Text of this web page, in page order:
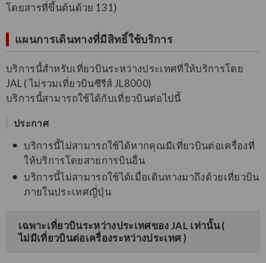
โดยสารที่ขึ้นต้นด้วย 131)
แผนการเดินทางที่มีสิทธิ์ใช้บริการ
บริการนี้สำหรับเที่ยวบินระหว่างประเทศที่ให้บริการโดย
JAL ( ไม่รวมเที่ยวบินซีรีส์ JL8000)
บริการนี้สามารถใช้ได้กับเที่ยวบินต่อไปนี้
ประกาศ
บริการนี้ไม่สามารถใช้ได้หากคุณมีเที่ยวบินต่อเครื่องที่
ให้บริการโดยสายการบินอื่น
บริการนี้ไม่สามารถใช้ได้เมื่อเดินทางมาถึงด้วยเที่ยวบิน
ภายในประเทศญี่ปุ่น
เฉพาะเที่ยวบินระหว่างประเทศของ JAL เท่านั้น (
ไม่มีเที่ยวบินต่อเครื่องระหว่างประเทศ )